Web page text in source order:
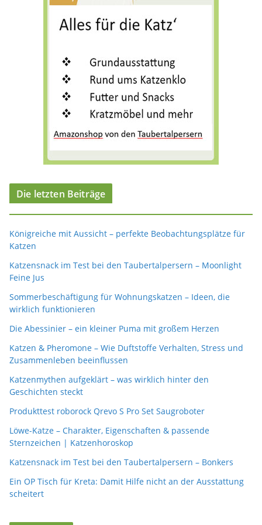
Die letzten Beiträge
Königreiche mit Aussicht – perfekte Beobachtungsplätze für
Katzen
Katzensnack im Test bei den Taubertalpersern – Moonlight
Feine Jus
Sommerbeschäftigung für Wohnungskatzen – Ideen, die
wirklich funktionieren
Die Abessinier – ein kleiner Puma mit großem Herzen
Katzen & Pheromone – Wie Duftstoffe Verhalten, Stress und
Zusammenleben beeinflussen
Katzenmythen aufgeklärt – was wirklich hinter den
Geschichten steckt
Produkttest roborock Qrevo S Pro Set Saugroboter
Löwe-Katze – Charakter, Eigenschaften & passende
Sternzeichen | Katzenhoroskop
Katzensnack im Test bei den Taubertalpersern – Bonkers
Ein OP Tisch für Kreta: Damit Hilfe nicht an der Ausstattung
scheitert